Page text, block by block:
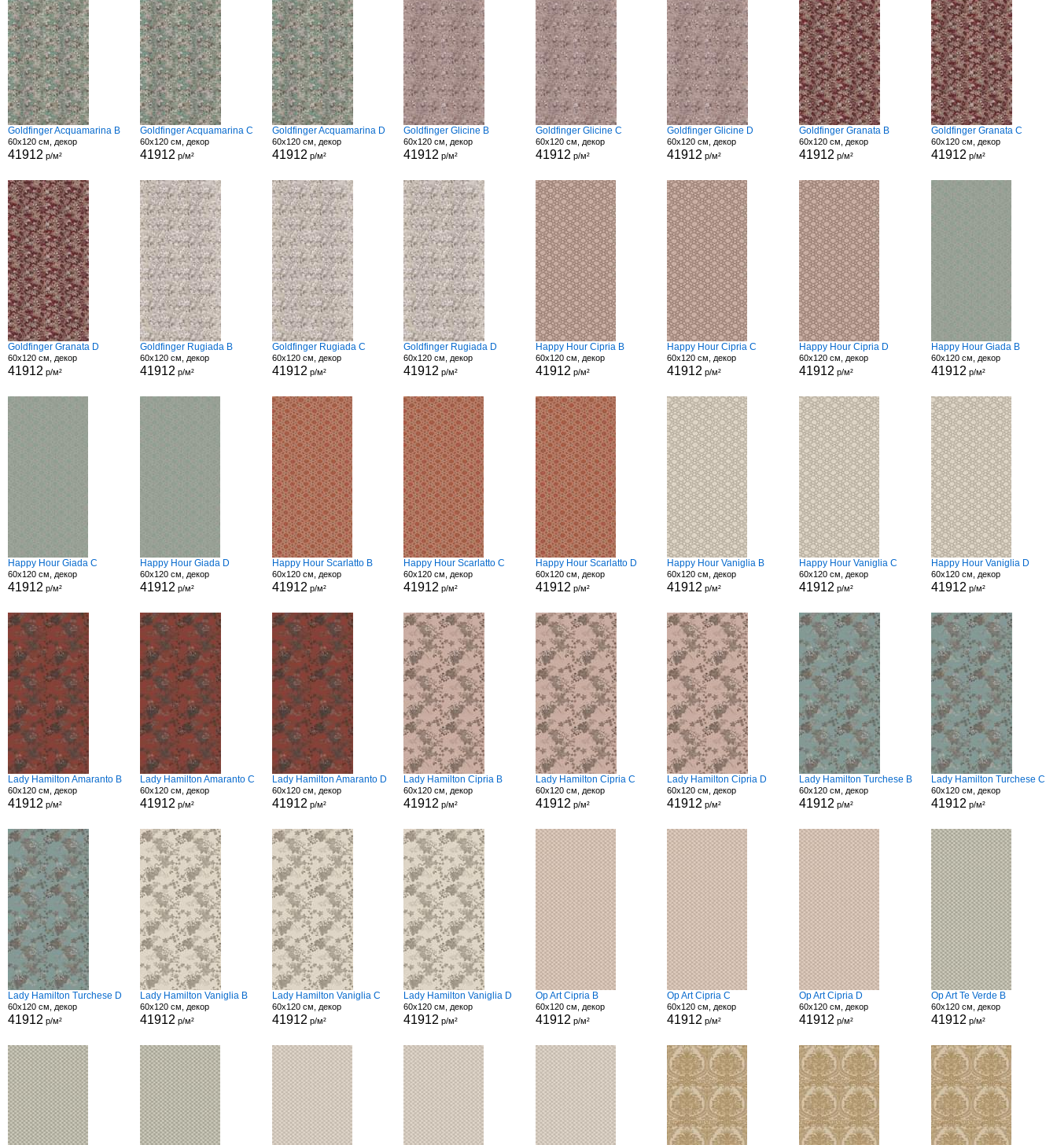
Goldfinger Acquamarina B
60x120 см, декор
41912 р/м²
Goldfinger Acquamarina C
60x120 см, декор
41912 р/м²
Goldfinger Acquamarina D
60x120 см, декор
41912 р/м²
Goldfinger Glicine B
60x120 см, декор
41912 р/м²
Goldfinger Glicine C
60x120 см, декор
41912 р/м²
Goldfinger Glicine D
60x120 см, декор
41912 р/м²
Goldfinger Granata B
60x120 см, декор
41912 р/м²
Goldfinger Granata C
60x120 см, декор
41912 р/м²
Goldfinger Granata D
60x120 см, декор
41912 р/м²
Goldfinger Rugiada B
60x120 см, декор
41912 р/м²
Goldfinger Rugiada C
60x120 см, декор
41912 р/м²
Goldfinger Rugiada D
60x120 см, декор
41912 р/м²
Happy Hour Cipria B
60x120 см, декор
41912 р/м²
Happy Hour Cipria C
60x120 см, декор
41912 р/м²
Happy Hour Cipria D
60x120 см, декор
41912 р/м²
Happy Hour Giada B
60x120 см, декор
41912 р/м²
Happy Hour Giada C
60x120 см, декор
41912 р/м²
Happy Hour Giada D
60x120 см, декор
41912 р/м²
Happy Hour Scarlatto B
60x120 см, декор
41912 р/м²
Happy Hour Scarlatto C
60x120 см, декор
41912 р/м²
Happy Hour Scarlatto D
60x120 см, декор
41912 р/м²
Happy Hour Vaniglia B
60x120 см, декор
41912 р/м²
Happy Hour Vaniglia C
60x120 см, декор
41912 р/м²
Happy Hour Vaniglia D
60x120 см, декор
41912 р/м²
Lady Hamilton Amaranto B
60x120 см, декор
41912 р/м²
Lady Hamilton Amaranto C
60x120 см, декор
41912 р/м²
Lady Hamilton Amaranto D
60x120 см, декор
41912 р/м²
Lady Hamilton Cipria B
60x120 см, декор
41912 р/м²
Lady Hamilton Cipria C
60x120 см, декор
41912 р/м²
Lady Hamilton Cipria D
60x120 см, декор
41912 р/м²
Lady Hamilton Turchese B
60x120 см, декор
41912 р/м²
Lady Hamilton Turchese C
60x120 см, декор
41912 р/м²
Lady Hamilton Turchese D
60x120 см, декор
41912 р/м²
Lady Hamilton Vaniglia B
60x120 см, декор
41912 р/м²
Lady Hamilton Vaniglia C
60x120 см, декор
41912 р/м²
Lady Hamilton Vaniglia D
60x120 см, декор
41912 р/м²
Op Art Cipria B
60x120 см, декор
41912 р/м²
Op Art Cipria C
60x120 см, декор
41912 р/м²
Op Art Cipria D
60x120 см, декор
41912 р/м²
Op Art Te Verde B
60x120 см, декор
41912 р/м²